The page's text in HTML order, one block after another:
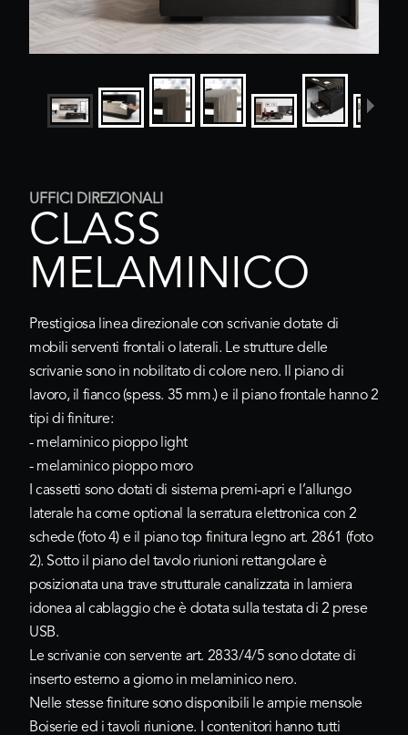
UFFICI DIREZIONALI
CLASS
MELAMINICO
Prestigiosa linea direzionale con scrivanie dotate di
mobili serventi frontali o laterali. Le strutture delle
scrivanie sono in nobilitato di colore nero. Il piano di
lavoro, il fianco (spess. 35 mm.) e il piano frontale hanno 2
tipi di finiture:
- melaminico pioppo light
- melaminico pioppo moro
I cassetti sono dotati di sistema premi-apri e l’allungo
laterale ha come optional la serratura elettronica con 2
schede (foto 4) e il piano top finitura legno art. 2861 (foto
2). Sotto il piano del tavolo riunioni rettangolare è
posizionata una trave strutturale canalizzata in lamiera
idonea al cablaggio che è dotata sulla testata di 2 prese
USB.
Le scrivanie con servente art. 2833/4/5 sono dotate di
inserto esterno a giorno in melaminico nero.
Nelle stesse finiture sono disponibili le ampie mensole
Boiserie ed i tavoli riunione. I contenitori hanno tutti